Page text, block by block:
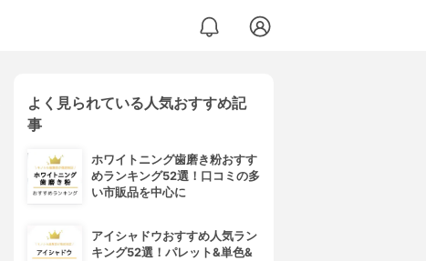
よく見られている人気おすすめ記
事
ホワイトニング歯磨き粉おすす
めランキング52選！口コミの多
い市販品を中心に
アイシャドウおすすめ人気ラン
キング52選！パレット&単色&